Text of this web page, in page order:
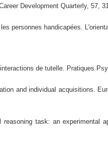
Development Quarterly, 57,
personnes handicapées.
de tutelle. Pratiques
and individual acquisitions.
task: an experimental